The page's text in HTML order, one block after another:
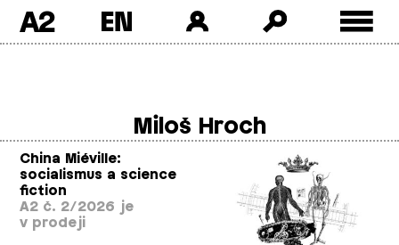
A2
Miloš Hroch
China Miéville:
socialismus a science
fiction
A2 č. 2/2026 je
v prodeji